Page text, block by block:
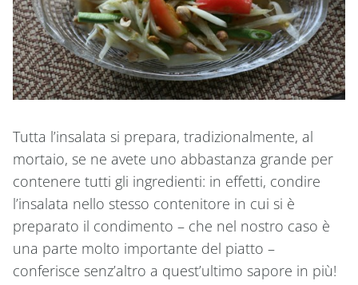
Tutta l’insalata si prepara, tradizionalmente, al
mortaio, se ne avete uno abbastanza grande per
contenere tutti gli ingredienti: in effetti, condire
l’insalata nello stesso contenitore in cui si è
preparato il condimento – che nel nostro caso è
una parte molto importante del piatto –
conferisce senz’altro a quest’ultimo sapore in più!